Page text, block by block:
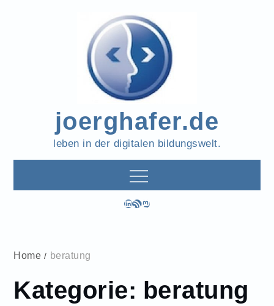
joerghafer.de
leben in der digitalen bildungswelt.
LinkedIn
RSS-FeedMastodon
Home beratung
Kategorie: beratung